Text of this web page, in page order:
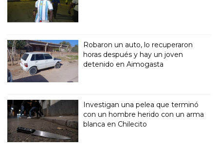
Robaron un auto, lo recuperaron
horas después y hay un joven
detenido en Aimogasta
Investigan una pelea que terminó
con un hombre herido con un arma
blanca en Chilecito